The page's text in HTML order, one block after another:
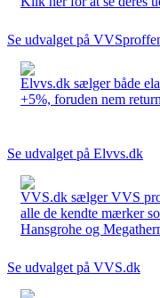
Se udvalget på
Elvvs.dk sælger både
+5%, foruden nem
Se udvalget på Elvvs.dk
VVS.dk sælger VVS
alle de kendte mærker
Hansgrohe og
Se udvalget på VVS.dk